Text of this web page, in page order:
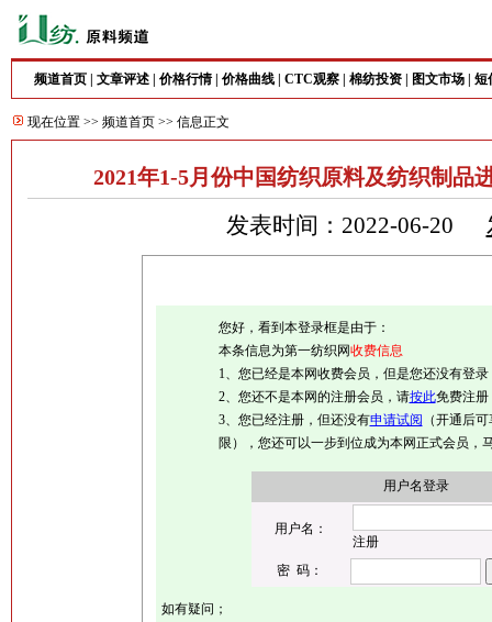
频道首页 文章评述 价格行情| 价格曲线 CTC观察 棉纺投资 图文市场 短
现在位置 >> 频道首页 >> 信息正文
2021年1-5月份中国纺织原料及纺织制品
发表时间：2022-06-20
您好，看到本登录框是由于：
本条信息为第一纺织网收费信息
1、您已经是本网收费会员，但是您还没有登录
2、您还不是本网的注册会员，请按此免费注册
3、您已经注册，但还没有申请试阅 （开通后
限），您还可以一步到位成为本网正式会员，
用户名登录
用户名：
注册
密 码：
如有疑问；